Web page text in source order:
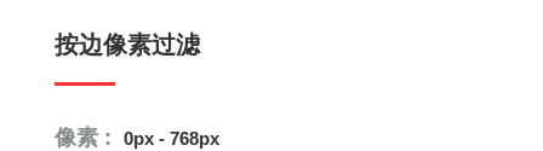
按边像素过滤
像素 :